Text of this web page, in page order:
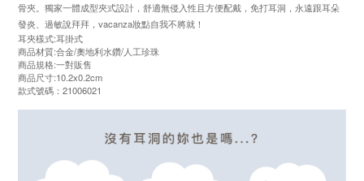
骨夾。獨家一體成型夾式設計，舒適無侵入性且方便配戴，免打耳洞，永遠跟耳朵
發炎、過敏說拜拜，vacanza妝點自我不將就！
耳夾樣式:耳掛式
商品材質:合金/奧地利水鑽/人工珍珠
商品規格:一對販售
商品尺寸:10.2x0.2cm
款式號碼：21006021